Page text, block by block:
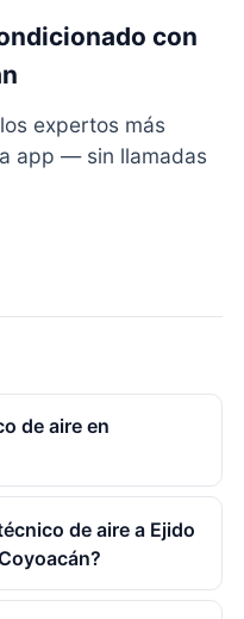
con
expertos más
app — sin llamadas
de aire en
de aire a Ejido